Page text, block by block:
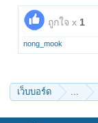
ถูกใจ x 1
nong_mook
เว็บบอร์ด ...